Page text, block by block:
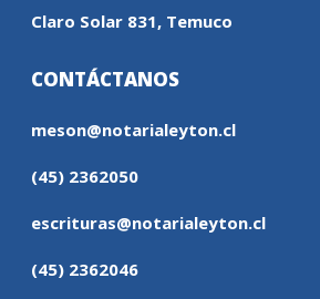
Claro Solar 831, Temuco
CONTÁCTANOS
meson@notarialeyton.cl
(45) 2362050
escrituras@notarialeyton.cl
(45) 2362046